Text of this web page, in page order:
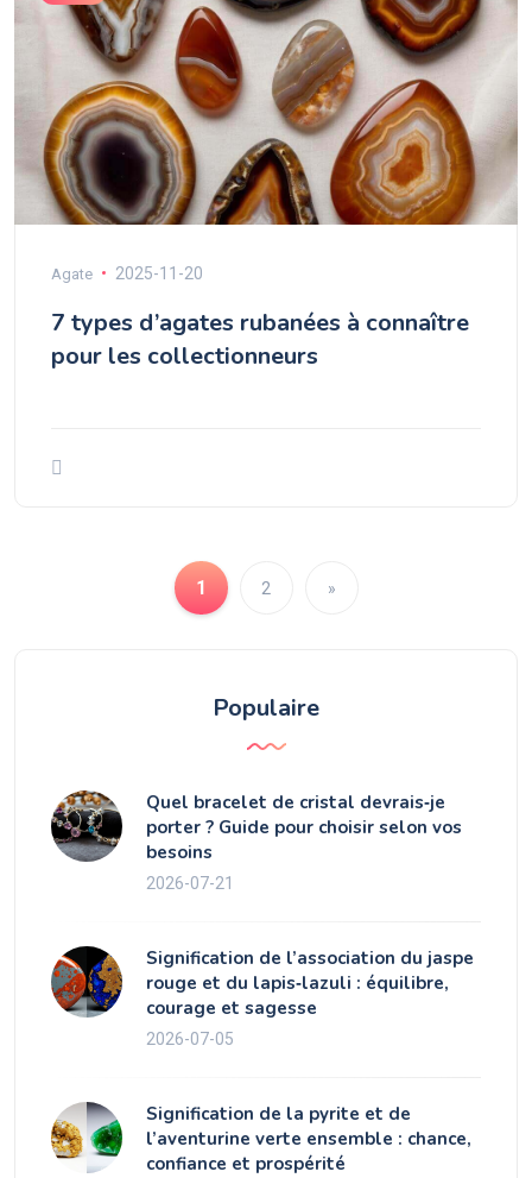
Agate 2025-11-20
7 types d’agates rubanées à connaître
pour les collectionneurs
1 2 »
Populaire
Quel bracelet de cristal devrais‑je
porter ? Guide pour choisir selon vos
besoins
2026-07-21
Signification de l’association du jaspe
rouge et du lapis‑lazuli : équilibre,
courage et sagesse
2026-07-05
Signification de la pyrite et de
l’aventurine verte ensemble : chance,
confiance et prospérité